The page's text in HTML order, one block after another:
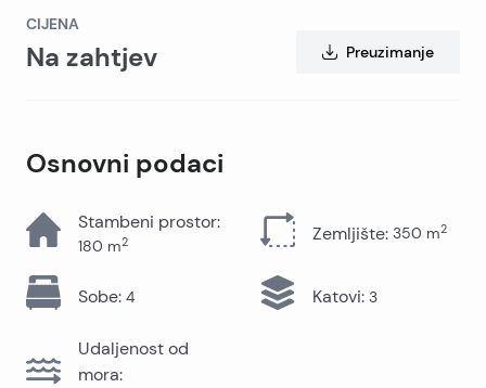
CIJENA
Na zahtjev Preuzimanje
Osnovni podaci
Stambeni prostor:
180 m2 Zemljište: 350 m2
Sobe: 4 Katovi: 3
Udaljenost od
mora: